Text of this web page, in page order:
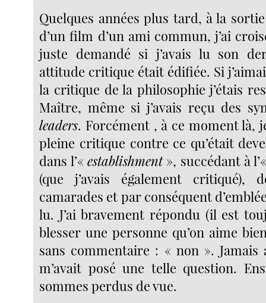
Quelques années plus tard, à la
d’un film d’un ami commun, j’ai
juste demandé si j’avais lu son
attitude critique était édifiée. Si
la critique de la philosophie j’étais
Maître, même si j’avais reçu des
leaders. Forcément , à ce moment là,
pleine critique contre ce qu’était
dans l’« establishment», succédant à
(que j’avais également critiqué),
camarades et par conséquent
lu. J’ai bravement répondu (il est
blesser une personne qu’on aime
sans commentaire : « non ».
m’avait posé une telle question.
sommes perdus de vue.